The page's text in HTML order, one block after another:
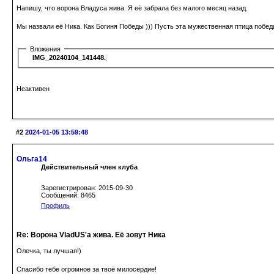
Напишу, что ворона Владуса жива. Я её забрала без малого месяц назад.
Мы назвали её Ника. Как Богиня Победы ))) Пусть эта мужественная птица
Вложения
IMG_20240104_141448.jpg
Неактивен
#2 2024-01-05 13:59:48
Ольга14
Действительный член клуба
Зарегистрирован: 2015-09-30
Сообщений: 8465
Профиль
Re: Ворона VladUS'а жива. Её зовут Ника
Олечка, ты лучшая!)
Спасибо тебе огромное за твоё милосердие!